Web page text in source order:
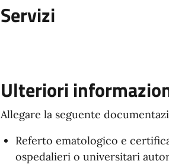
Servizi
Ulteriori
Allegare la seguente
Referto ematologico e
ospedalieri o universitari